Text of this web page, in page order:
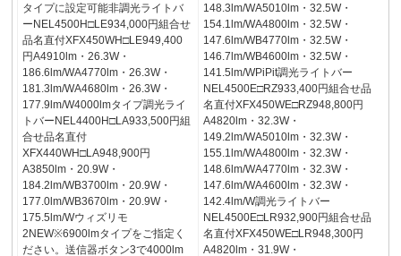
タイプに設定可能非調光ライトバ
ーNEL4500H□LE934,000円組合せ
品名直付XFX450WH□LE949,400
円A4910lm・26.3W・
186.6lm/WA4770lm・26.3W・
181.3lm/WA4680lm・26.3W・
177.9lm/W4000lmタイプ調光ライ
トバーNEL4400H□LA933,500円組
合せ品名直付
XFX440WH□LA948,900円
A3850lm・20.9W・
184.2lm/WB3700lm・20.9W・
177.0lm/WB3670lm・20.9W・
175.5lm/Wウィズリモ
2NEW※6900lmタイプをご指定く
ださい。送信器ボタン3で4000lm
148.3lm/WA5010lm・32.5W・
154.1lm/WA4800lm・32.5W・
147.6lm/WB4770lm・32.5W・
146.7lm/WB4600lm・32.5W・
141.5lm/WPiPit調光ライトバー
NEL4500E□RZ933,400円組合せ品
名直付XFX450WE□RZ948,800円
A4820lm・32.3W・
149.2lm/WA5010lm・32.3W・
155.1lm/WA4800lm・32.3W・
148.6lm/WA4770lm・32.3W・
147.6lm/WA4600lm・32.3W・
142.4lm/W調光ライトバー
NEL4500E□LR932,900円組合せ品
名直付XFX450WE□LR948,300円
A4820lm・31.9W・